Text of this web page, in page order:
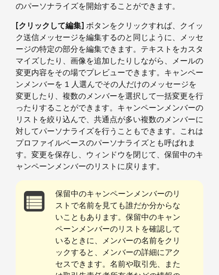
のパーソナライズを開始することができます。
[クリックして編集] ボタンをクリックすれば、クイッ
ク送信メッセージを編集するのと同じように、メッセ
ージの特定の部分を編集できます。テキストをカスタ
マイズしたり、画像を追加したりしながら、メールの
変更内容をその場でプレビューできます。キャンペー
ンメンバーを 1 人選んでその人だけのメッセージを
変更したり、複数のメンバーを選択して一括変更を行
ったりすることができます。キャンペーンメンバーの
リストを絞り込んで、共通点が多い複数のメンバーに
対してパーソナライズを行うこともできます。これは
プロファイルベースのパーソナライズとも呼ばれま
す。変更を保存し、ウィンドウを閉じて、保留中のキ
ャンペーンメンバーのリストに戻ります。
保留中のキャンペーンメンバーのリ
ストで名前を見ても誰だか分からな
いこともあります。保留中のキャン
ペーンメンバーのリストを確認して
いるときに、メンバーの名前をクリ
ックすると、メンバーの詳細にアク
セスできます。名前や取引先、また